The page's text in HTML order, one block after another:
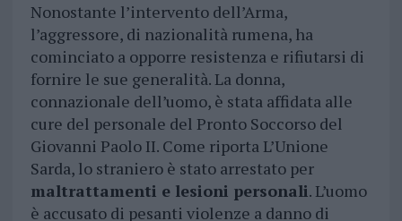
Nonostante l’intervento dell’Arma,
l’aggressore, di nazionalità rumena, ha
cominciato a opporre resistenza e rifiutarsi di
fornire le sue generalità. La donna,
connazionale dell’uomo, è stata affidata alle
cure del personale del Pronto Soccorso del
Giovanni Paolo II. Come riporta L’Unione
Sarda, lo straniero è stato arrestato per
maltrattamenti e lesioni personali. L’uomo
è accusato di pesanti violenze a danno di